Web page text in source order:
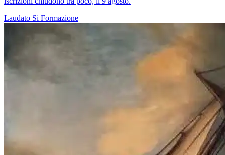
Laudato Si Formazione